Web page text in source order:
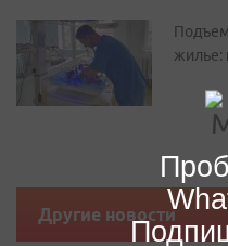
жилье:
Другие новости